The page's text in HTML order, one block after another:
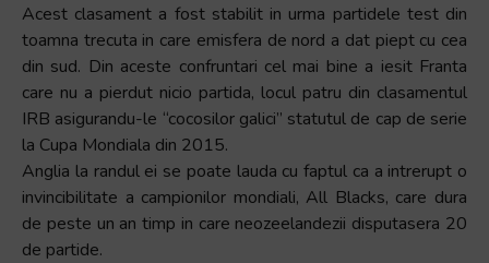
Acest clasament a fost stabilit in urma partidele test din
toamna trecuta in care emisfera de nord a dat piept cu cea
din sud. Din aceste confruntari cel mai bine a iesit Franta
care nu a pierdut nicio partida, locul patru din clasamentul
IRB asigurandu-le “cocosilor galici” statutul de cap de serie
la Cupa Mondiala din 2015.
Anglia la randul ei se poate lauda cu faptul ca a intrerupt o
invincibilitate a campionilor mondiali, All Blacks, care dura
de peste un an timp in care neozeelandezii disputasera 20
de partide.